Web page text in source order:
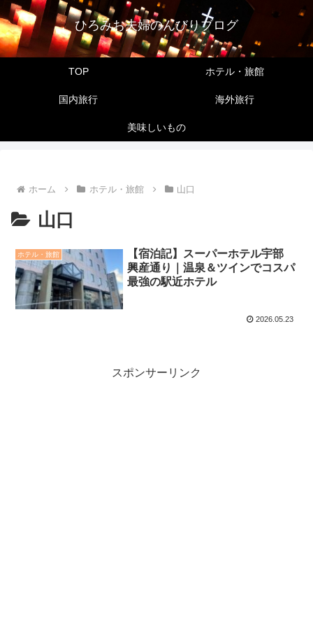
ひろみお夫婦のんびりブログ
TOP ホテル・旅館
国内旅行 海外旅行
美味しいもの
ホーム ホテル・旅館 山口
山口
ホテル・旅館
【宿泊記】スーパーホテル宇部
興産通り｜温泉＆ツインでコスパ
最強の駅近ホテル
2026.05.23
スポンサーリンク